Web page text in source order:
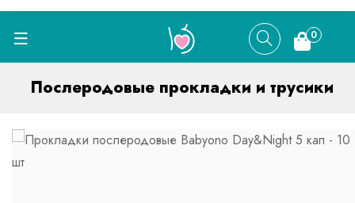
0
Послеродовые прокладки и трусики